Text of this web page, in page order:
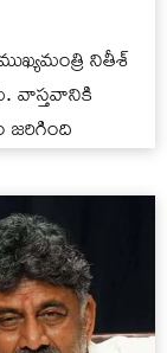
నితీశ్
వాస్తవానికి
జరిగింది